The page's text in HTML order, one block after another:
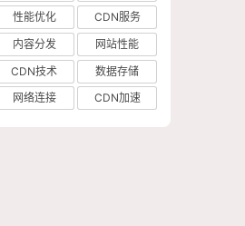
性能优化
CDN服务
内容分发
网站性能
CDN技术
数据存储
网络连接 CDN加速